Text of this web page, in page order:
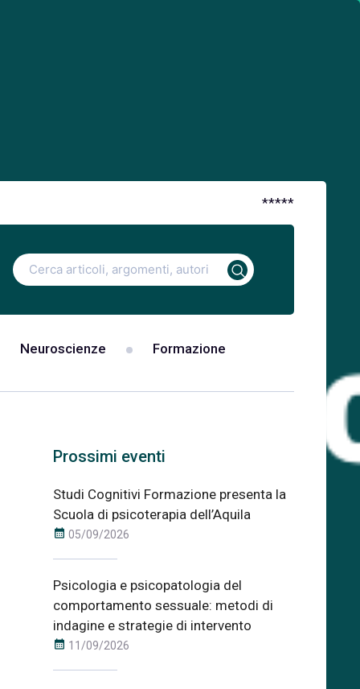
*****
Ricerca
per:
Neuroscienze Formazione
Prossimi eventi
Studi Cognitivi Formazione presenta la
Scuola di psicoterapia dell’Aquila
calendar_month 05/09/2026
Psicologia e psicopatologia del
comportamento sessuale: metodi di
indagine e strategie di intervento
calendar_month 11/09/2026